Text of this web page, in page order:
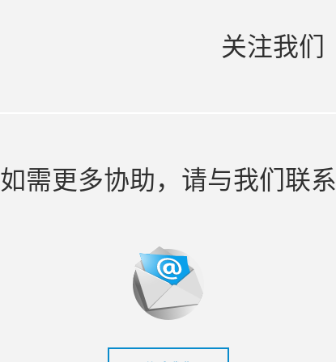
关注我们
如需更多协助，请与我们联系